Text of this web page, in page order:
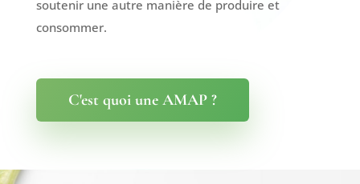
soutenir une autre manière de produire et
consommer.
C'est quoi une AMAP ?